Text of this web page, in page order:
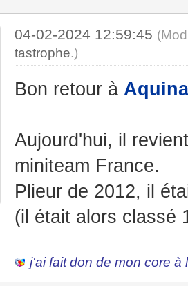
04-02-2024 12:59:45
tastrophe.)
Bon retour à Aquina
Aujourd'hui, il
miniteam France.
Plieur de 2012, il
(il était alors classé
j'ai fait don de mon core à